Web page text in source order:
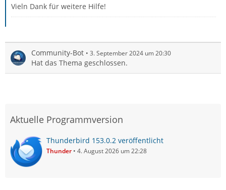
Vieln Dank für weitere Hilfe!
Community-Bot 3. September 2024 um 20:30
Hat das Thema geschlossen.
Aktuelle Programmversion
Thunderbird 153.0.2 veröffentlicht
Thunder 4. August 2026 um 22:28